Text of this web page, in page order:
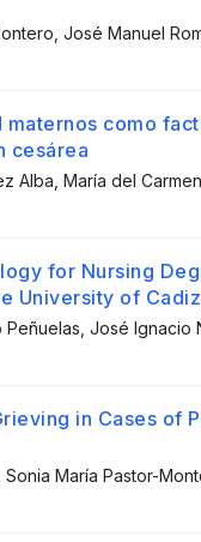
, José Manuel
como
cesárea
Alba , María del
for Nursing
University of
Peñuelas , José Ignacio
in Cases of
, Sonia María Pastor-